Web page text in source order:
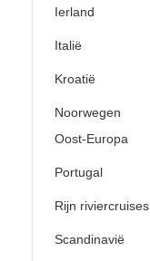
Ierland
Italië
Kroatië
Noorwegen
Oost-Europa
Portugal
Rijn riviercruises
Scandinavië